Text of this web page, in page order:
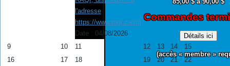
l'adresse
https://www.raqi.ca/rtq
Date : 04/08/2026
9 10 11 12 13 14
15
16
17 18 19 20 21
22
Commandes
Détails ici
(accès « membre »